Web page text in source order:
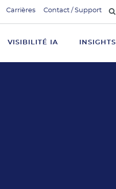
Carrières Contact / Support
VISIBILITÉ IA INSIGHTS